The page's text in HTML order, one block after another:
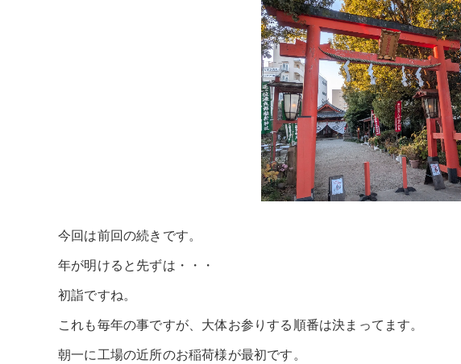
今回は前回の続きです。
年が明けると先ずは・・・
初詣ですね。
これも毎年の事ですが、大体お参りする順番は決まってます。
朝一に工場の近所のお稲荷様が最初です。